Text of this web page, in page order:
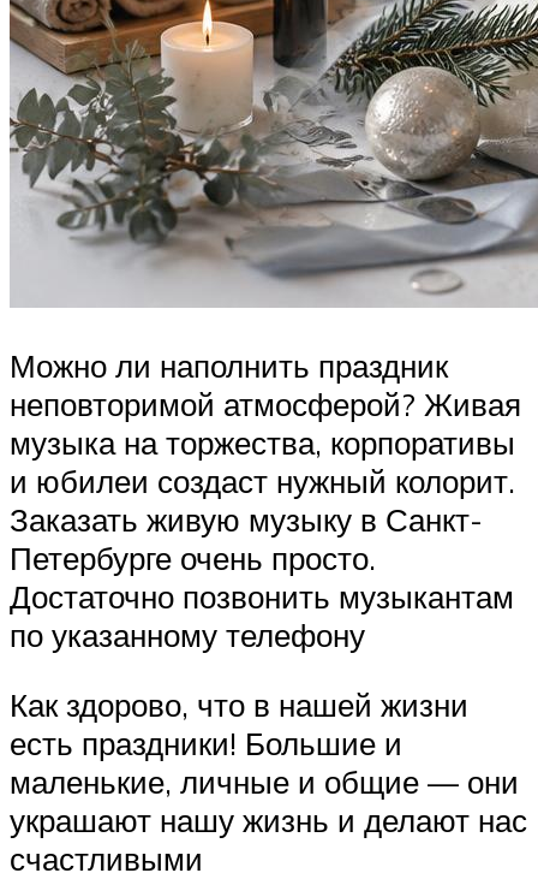
Можно ли наполнить праздник
неповторимой атмосферой? Живая
музыка на торжества, корпоративы
и юбилеи создаст нужный колорит.
Заказать живую музыку в Санкт-
Петербурге очень просто.
Достаточно позвонить музыкантам
по указанному телефону
Как здорово, что в нашей жизни
есть праздники! Большие и
маленькие, личные и общие — они
украшают нашу жизнь и делают нас
счастливыми